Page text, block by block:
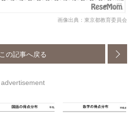
画像出典：東京都教育委員会
この記事へ戻る
advertisement